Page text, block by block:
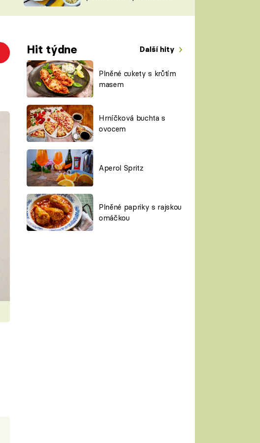
ŠÉFREDAKTORKY
Hit týdne Další hity
Plněné cukety s krůtím
masem
Hrníčková buchta s
ovocem
Aperol Spritz
Plněné papriky s rajskou
omáčkou